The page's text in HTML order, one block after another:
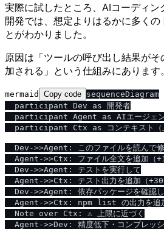
実際に試したところ、AIコーディン
開発では、想定よりはるかに多くの
とがわかりました。
原因は「ツールの呼び出し結果が
加される」という仕組みにあります。
mermaid Copy code sequenceDiagram
  participant Dev as 開発者
participant Agent as AIエージェ
participant Ctx as コンテキスト（
Dev->>Agent: このファイルを読んで
Agent->>Ctx: ファイル全文を追加（
  Dev->>Agent: テストを実行して
Agent->>Ctx: テスト出力を追加（
Dev->>Agent: 依存パッケージを確認
Agent->>Ctx: npm list の出力を追
  Note over Ctx: ⚠️ 上限に近づく